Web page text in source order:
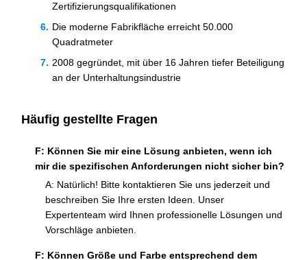
Zertifizierungsqualifikationen
Die moderne Fabrikfläche erreicht 50.000
Quadratmeter
2008 gegründet, mit über 16 Jahren tiefer Beteiligung
an der Unterhaltungsindustrie
Häufig gestellte Fragen
F: Können Sie mir eine Lösung anbieten, wenn ich
mir die spezifischen Anforderungen nicht sicher bin?
A: Natürlich! Bitte kontaktieren Sie uns jederzeit und
beschreiben Sie Ihre ersten Ideen. Unser
Expertenteam wird Ihnen professionelle Lösungen und
Vorschläge anbieten.
F: Können Größe und Farbe entsprechend dem